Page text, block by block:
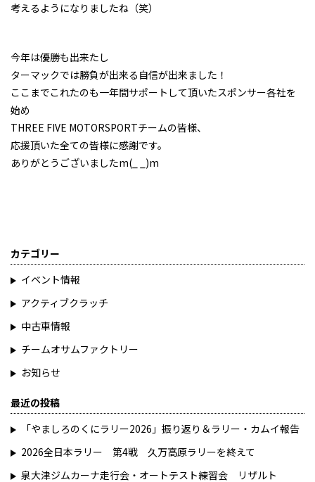
考えるようになりましたね（笑）
今年は優勝も出来たし
ターマックでは勝負が出来る自信が出来ました！
ここまでこれたのも一年間サポートして頂いたスポンサー各社を
始め
THREE FIVE MOTORSPORTチームの皆様、
応援頂いた全ての皆様に感謝です。
ありがとうございましたm(_ _)m
カテゴリー
イベント情報
アクティブクラッチ
中古車情報
チームオサムファクトリー
お知らせ
最近の投稿
「やましろのくにラリー2026」振り返り＆ラリー・カムイ報告
2026全日本ラリー 第4戦 久万高原ラリーを終えて
泉大津ジムカーナ走行会・オートテスト練習会 リザルト